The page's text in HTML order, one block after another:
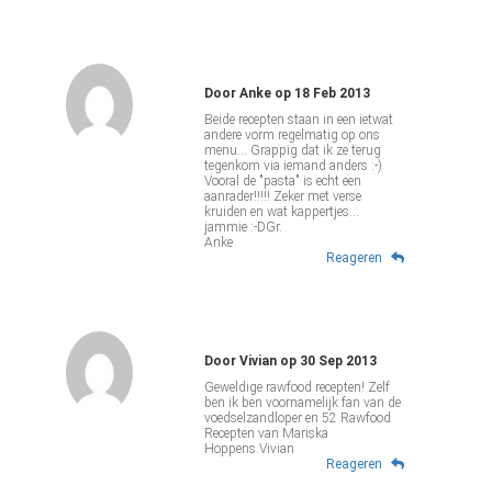
DoorAnkeop 18 Feb 2013
Beide recepten staan in een ietwat
andere vorm regelmatig op ons
menu... Grappig dat ik ze terug
tegenkom via iemand anders :-)
Vooral de "pasta" is echt een
aanrader!!!!! Zeker met verse
kruiden en wat kappertjes...
jammie :-DGr.
Anke
Reageren
DoorVivianop 30 Sep 2013
Geweldige rawfood recepten! Zelf
ben ik ben voornamelijk fan van de
voedselzandloper en 52 Rawfood
Recepten van Mariska
Hoppens.Vivian
Reageren